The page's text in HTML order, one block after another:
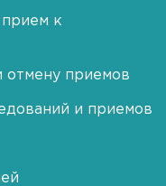
прием к
отмену приемов
и приемов